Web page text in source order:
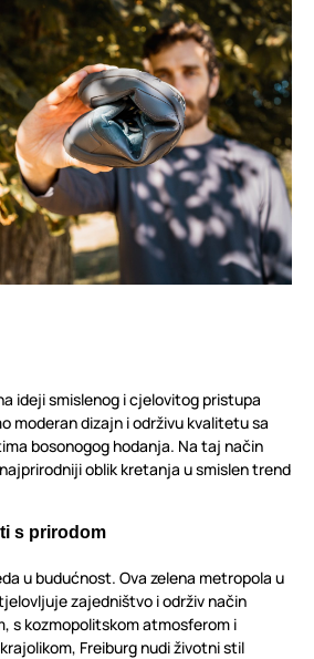
ideji smislenog i cjelovitog pristupa
moderan dizajn i održivu kvalitetu sa
bosonogog hodanja. Na taj način
oblik kretanja u smislen trend
s prirodom
u budućnost. Ova zelena metropola u
zajedništvo i održiv način
s kozmopolitskom atmosferom i
Freiburg nudi životni stil